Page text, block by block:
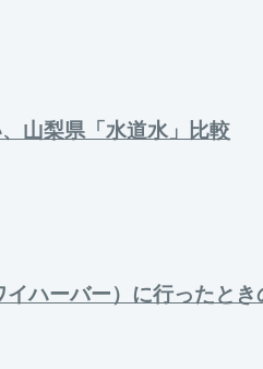
山梨県「水道水」比較
ハーバー）に行ったとき